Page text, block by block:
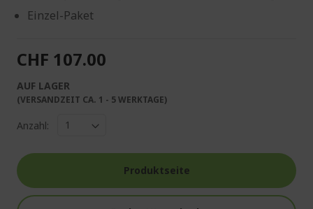
Einzel-Paket
CHF 107.00
AUF LAGER
(VERSANDZEIT CA. 1 - 5 WERKTAGE)
Anzahl:
Produktseite